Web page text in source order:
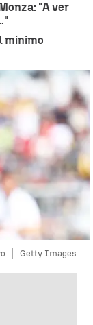
"A ver
mínimo
Getty Images